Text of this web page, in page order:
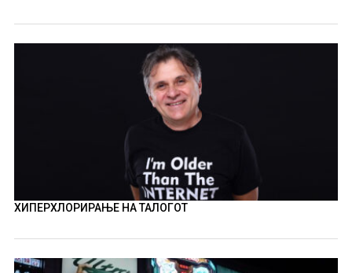
ХИПЕРХЛОРИРАЊЕ НА ТАЛОГОТ